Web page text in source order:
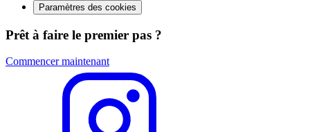
Paramètres des cookies
Prêt à faire le premier pas ?
Commencer maintenant